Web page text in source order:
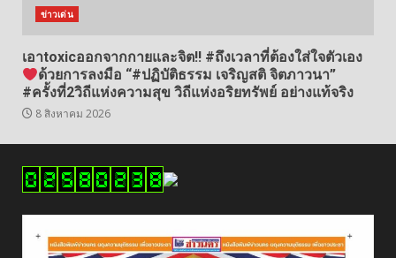
ข่าวเด่น
เอาtoxicออกจากกายและจิต!! #ถึงเวลาที่ต้องใส่ใจตัวเอง
ด้วยการลงมือ “#ปฏิบัติธรรม เจริญสติ จิตภาวนา”
#ครั้งที่2วิถีแห่งความสุข วิถีแห่งอริยทรัพย์ อย่างแท้จริง
8 สิงหาคม 2026